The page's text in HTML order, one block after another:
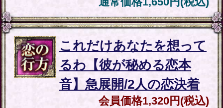
新着リリースコンテンツ
最新
インスピレーション｜運命好転/悲
願叶/瞬間霊察で全看破◆嬉野つば
さ
2026年8月6月追加
チャクラ占い｜人体覚醒＆強制成
就【運命正し現実変える神霊力】